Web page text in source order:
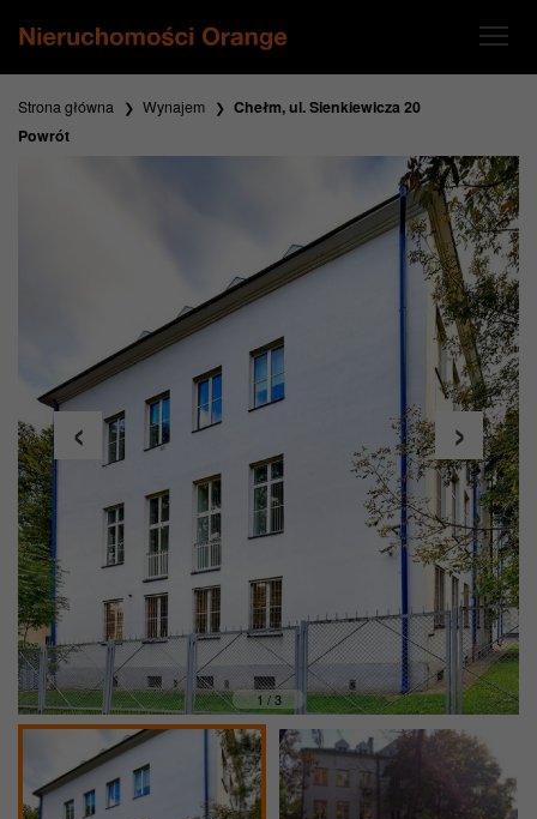
Strona główna Wynajem
Chełm, ul. Sienkiewicza 20
Powrót
1 / 3